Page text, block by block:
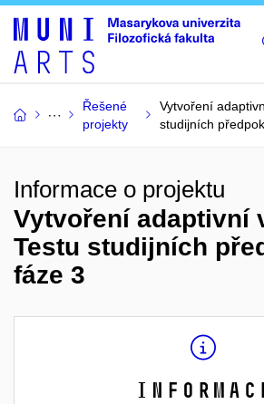
Řešené
projekty
Vytvoření
studijních
Informace o projektu
Vytvoření adaptivní
Testu studijních
fáze 3